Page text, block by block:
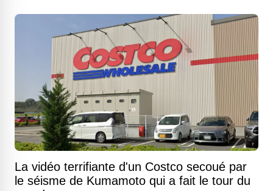
La vidéo terrifiante d'un Costco secoué par
le séisme de Kumamoto qui a fait le tour du